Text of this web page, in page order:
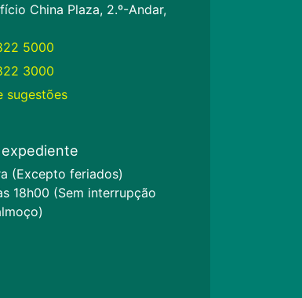
China Plaza, 2.º-Andar,
5000
3000
sugestões
(Excepto feriados)
18h00 (Sem interrupção